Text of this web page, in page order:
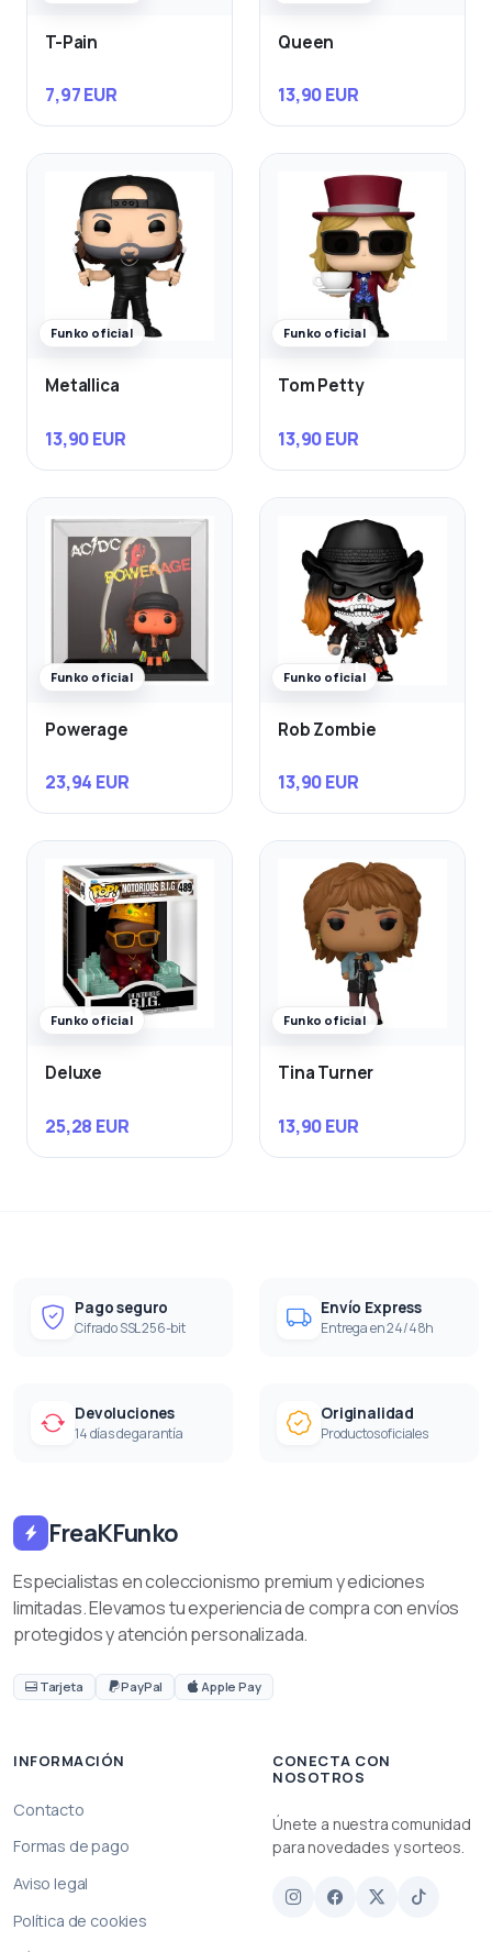
T-Pain
7,97 EUR
Queen
13,90 EUR
Funko oficial
Metallica
13,90 EUR
Funko oficial
Tom Petty
13,90 EUR
Funko oficial
Powerage
23,94 EUR
Funko oficial
Rob Zombie
13,90 EUR
Funko oficial
Deluxe
25,28 EUR
Funko oficial
Tina Turner
13,90 EUR
Pago seguro
Cifrado SSL 256-bit
Envío Express
Entrega en 24/48h
Devoluciones
14 días de garantía
Originalidad
Productos oficiales
FreaKFunko
Especialistas en coleccionismo premium y ediciones
limitadas. Elevamos tu experiencia de compra con envíos
protegidos y atención personalizada.
Tarjeta PayPal Apple Pay
INFORMACIÓN
Contacto
Formas de pago
Aviso legal
Política de cookies
CONECTA CON
NOSOTROS
Únete a nuestra comunidad
para novedades y sorteos.